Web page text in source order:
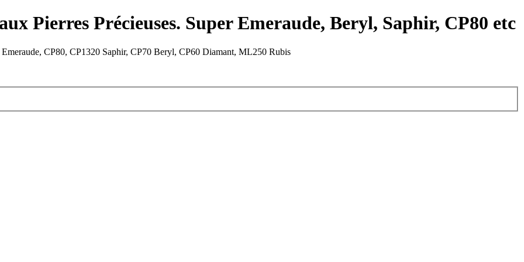
Pierres Précieuses. Super Emeraude, Beryl, Saphir, CP80 etc
CP80, CP1320 Saphir, CP70 Beryl, CP60 Diamant, ML250 Rubis